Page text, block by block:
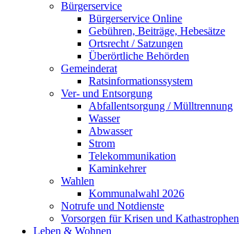
Bürgerservice
Bürgerservice Online
Gebühren, Beiträge, Hebesätze
Ortsrecht / Satzungen
Überörtliche Behörden
Gemeinderat
Ratsinformationssystem
Ver- und Entsorgung
Abfallentsorgung / Mülltrennung
Wasser
Abwasser
Strom
Telekommunikation
Kaminkehrer
Wahlen
Kommunalwahl 2026
Notrufe und Notdienste
Vorsorgen für Krisen und Kathastrophen
Leben & Wohnen